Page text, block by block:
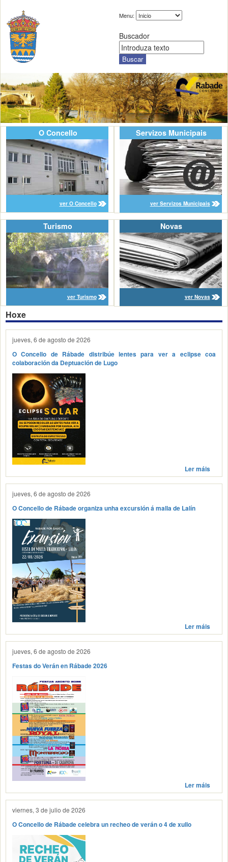
Menu:
Buscador
O Concello
ver O Concello
Servizos Municipais
ver Servizos Municipais
Turismo
ver Turismo
Novas
ver Novas
Hoxe
jueves, 6 de agosto de 2026
O Concello de Rábade distribúe lentes para ver a eclipse coa
colaboración da Deptuación de Lugo
Ler máis
jueves, 6 de agosto de 2026
O Concello de Rábade organiza unha excursión á malla de Lalín
Ler máis
jueves, 6 de agosto de 2026
Festas do Verán en Rábade 2026
Ler máis
viernes, 3 de julio de 2026
O Concello de Rábade celebra un recheo de verán o 4 de xullo